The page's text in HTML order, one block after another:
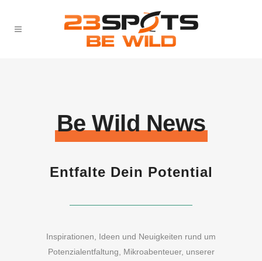
Be Wild News
Entfalte Dein Potential
Inspirationen, Ideen und Neuigkeiten rund um
Potenzialentfaltung, Mikroabenteuer, unserer